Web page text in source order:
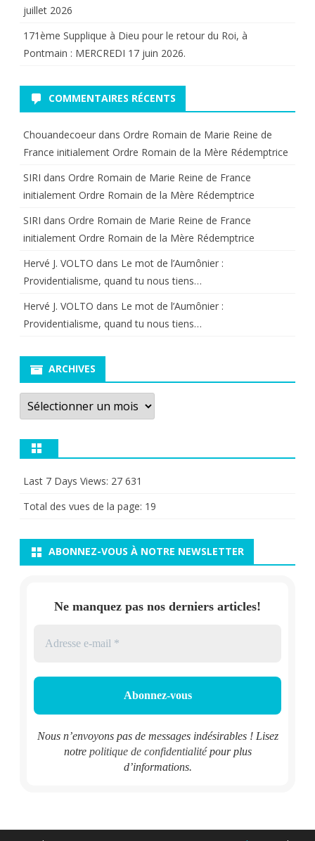
juillet 2026
171ème Supplique à Dieu pour le retour du Roi, à
Pontmain : MERCREDI 17 juin 2026.
COMMENTAIRES RÉCENTS
Chouandecoeur dans Ordre Romain de Marie Reine de
France initialement Ordre Romain de la Mère Rédemptrice
SIRI dans Ordre Romain de Marie Reine de France
initialement Ordre Romain de la Mère Rédemptrice
SIRI dans Ordre Romain de Marie Reine de France
initialement Ordre Romain de la Mère Rédemptrice
Hervé J. VOLTO dans Le mot de l’Aumônier :
Providentialisme, quand tu nous tiens…
Hervé J. VOLTO dans Le mot de l’Aumônier :
Providentialisme, quand tu nous tiens…
ARCHIVES
Archives
Last 7 Days Views: 27 631
Total des vues de la page: 19
ABONNEZ-VOUS À NOTRE NEWSLETTER
Ne manquez pas nos derniers articles!
Nous n’envoyons pas de messages indésirables ! Lisez
notre politique de confidentialitépour plus
d’informations.